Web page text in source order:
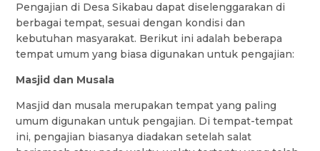
Pengajian di Desa Sikabau dapat diselenggarakan di
berbagai tempat, sesuai dengan kondisi dan
kebutuhan masyarakat. Berikut ini adalah beberapa
tempat umum yang biasa digunakan untuk pengajian:
Masjid dan Musala
Masjid dan musala merupakan tempat yang paling
umum digunakan untuk pengajian. Di tempat-tempat
ini, pengajian biasanya diadakan setelah salat